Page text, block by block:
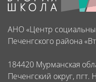
АНО «Центр
Печенгского района
184420 Мурманская
Печенгский округ, пгт.